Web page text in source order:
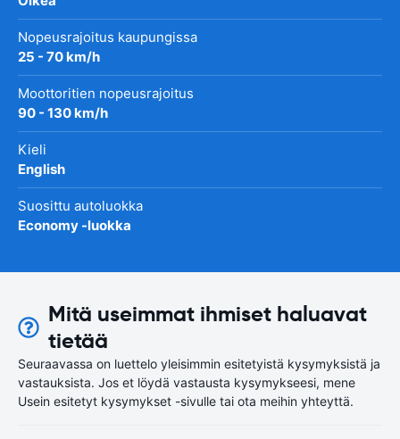
Nopeusrajoitus kaupungissa
25 - 70 km/h
Moottoritien nopeusrajoitus
90 - 130 km/h
Kieli
English
Suosittu autoluokka
Economy -luokka
Mitä useimmat ihmiset haluavat
tietää
Seuraavassa on luettelo yleisimmin esitetyistä kysymyksistä ja
vastauksista. Jos et löydä vastausta kysymykseesi, mene
Usein esitetyt kysymykset -sivulle tai ota meihin yhteyttä.